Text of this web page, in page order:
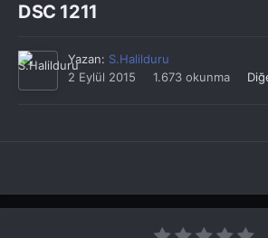
DSC 1211
Yazan: S.Halilduru
2 Eylül 2015
1.673 okunma